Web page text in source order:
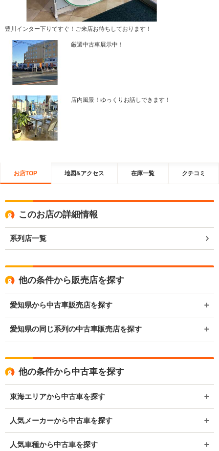
豊川インター下りてすぐ！ご来店お待ちしております！
厳選中古車展示中！
店内風景！ゆっくりお話しできます！
お店TOP 地図&アクセス 在庫一覧 クチコミ
このお店の詳細情報
系列店一覧
他の条件から販売店を探す
愛知県から中古車販売店を探す
愛知県の同じ系列の中古車販売店を探す
他の条件から中古車を探す
東海エリアから中古車を探す
人気メーカーから中古車を探す
人気車種から中古車を探す